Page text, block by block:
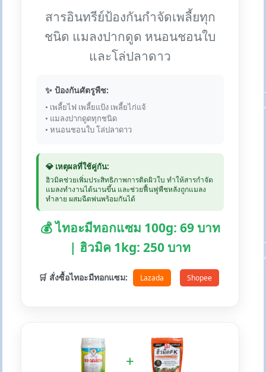
สารอินทรีย์ป้องกันกำจัดเพลี้ยทุก
ชนิด แมลงปากดูด หนอนชอนใบ
และโล่ปลาดาว
✨ ป้องกันศัตรูพืช:
• เพลี้ยไฟ เพลี้ยแป้ง เพลี้ยไก่แจ้
• แมลงปากดูดทุกชนิด
• หนอนชอนใบ โล่ปลาดาว
💎 เหตุผลที่ใช้คู่กัน:
ฮิวมิคช่วยเพิ่มประสิทธิภาพการติดผิวใบ ทำให้สารกำจัด
แมลงทำงานได้นานขึ้น และช่วยฟื้นฟูพืชหลังถูกแมลง
ทำลาย ผสมฉีดพ่นพร้อมกันได้
💰 ไทอะมีทอกแซม 100g: 69 บาท
| ฮิวมิค 1kg: 250 บาท
🛒 สั่งซื้อไทอะมีทอกแซม: Lazada Shopee
+